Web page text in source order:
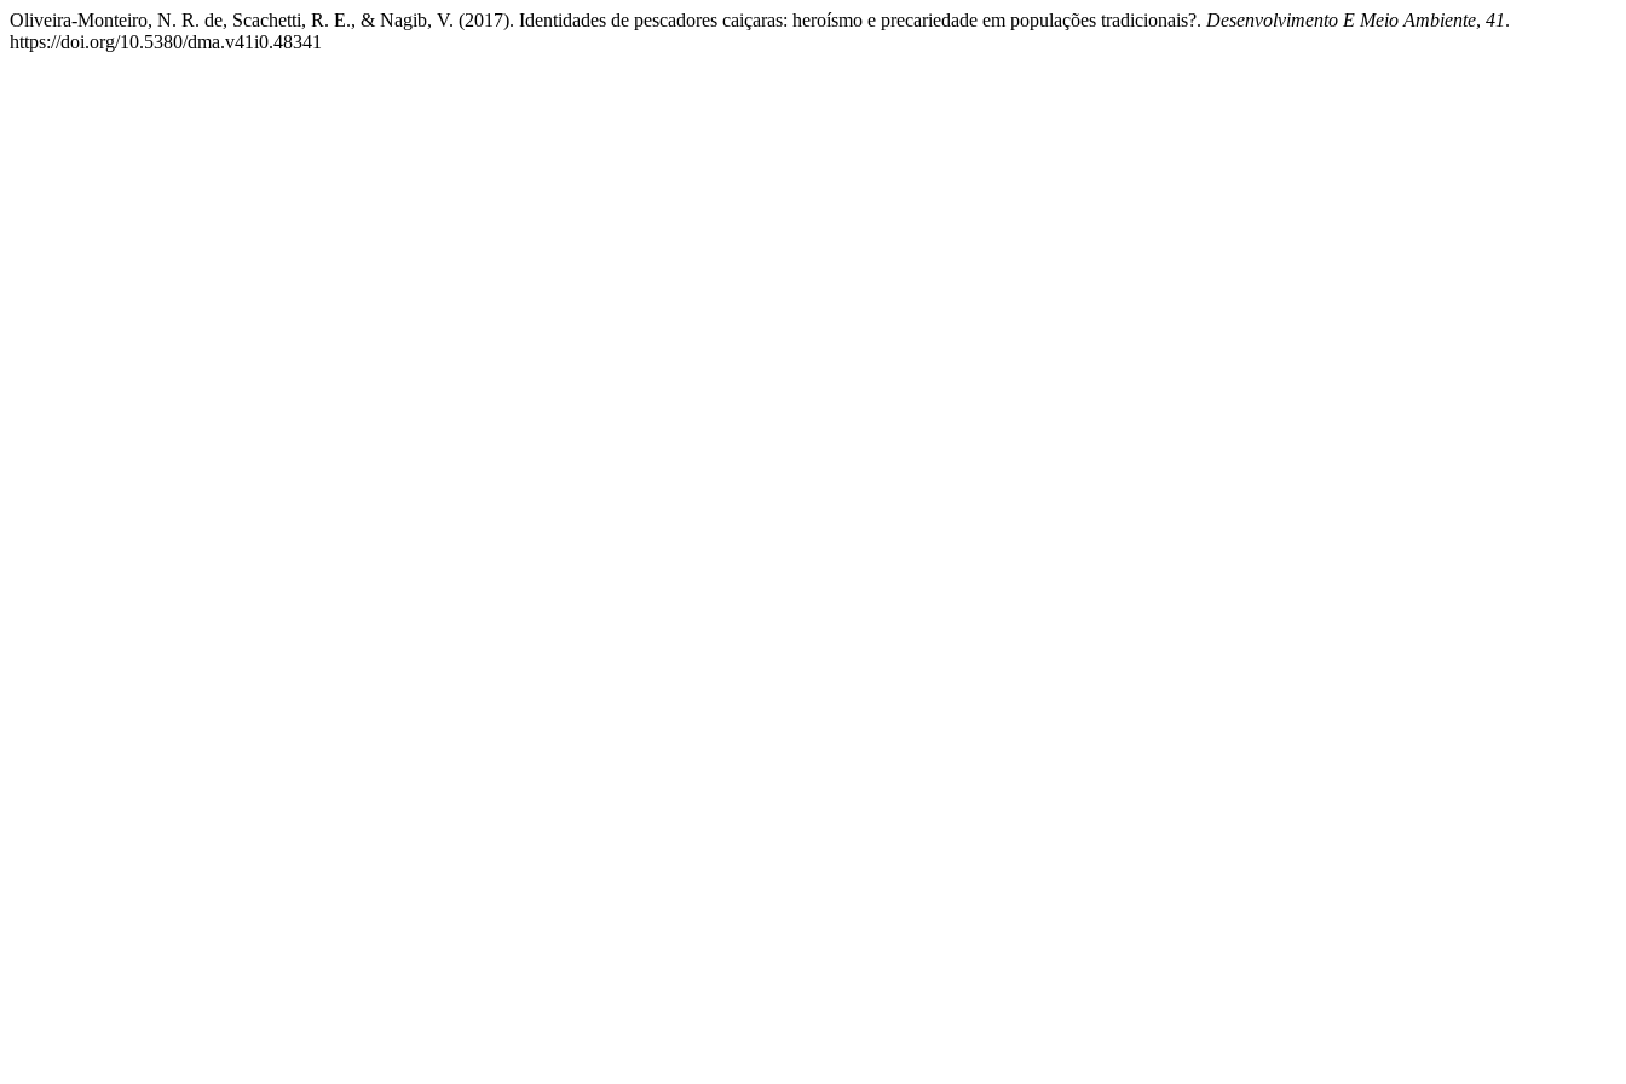
Oliveira-Monteiro, N. R. de, Scachetti, R. E., & Nagib, V. (2017). Identidades de pescadores caiçaras: heroísmo e precariedade em populações tradicionais?. Desenvolvimento E Meio Ambiente, 41.
https://doi.org/10.5380/dma.v41i0.48341